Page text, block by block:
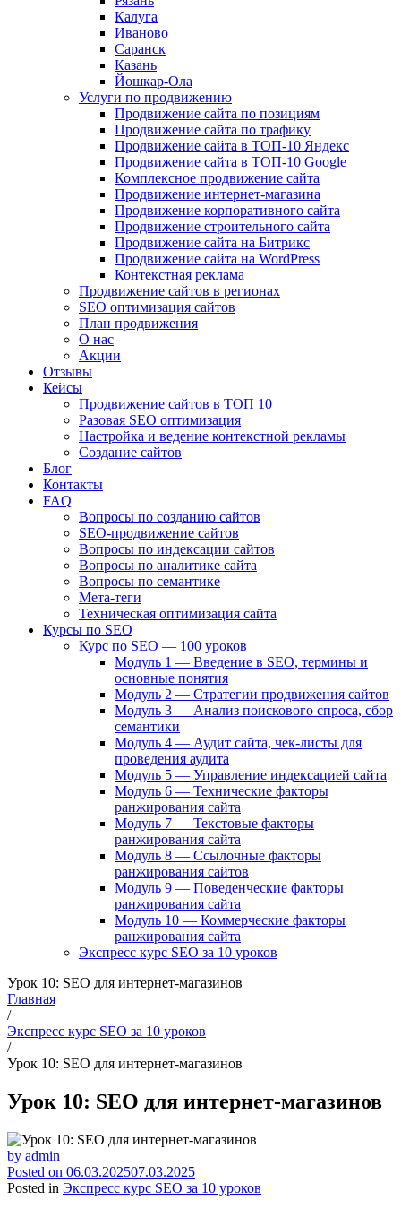
Калуга
Иваново
Саранск
Казань
Йошкар-Ола
Услуги по продвижению
Продвижение сайта по позициям
Продвижение сайта по трафику
Продвижение сайта в ТОП-10 Яндекс
Продвижение сайта в ТОП-10 Google
Комплексное продвижение сайта
Продвижение интернет-магазина
Продвижение корпоративного сайта
Продвижение строительного сайта
Продвижение сайта на Битрикс
Продвижение сайта на WordPress
Контекстная реклама
Продвижение сайтов в регионах
SEO оптимизация сайтов
План продвижения
О нас
Акции
Отзывы
Кейсы
Продвижение сайтов в ТОП 10
Разовая SEO оптимизация
Настройка и ведение контекстной рекламы
Создание сайтов
Блог
Контакты
FAQ
Вопросы по созданию сайтов
SEO-продвижение сайтов
Вопросы по индексации сайтов
Вопросы по аналитике сайта
Вопросы по семантике
Мета-теги
Техническая оптимизация сайта
Курсы по SEO
Курс по SEO — 100 уроков
Модуль 1 — Введение в SEO, термины и
основные понятия
Модуль 2 — Стратегии продвижения сайтов
Модуль 3 — Анализ поискового спроса, сбор
семантики
Модуль 4 — Аудит сайта, чек-листы для
проведения аудита
Модуль 5 — Управление индексацией сайта
Модуль 6 — Технические факторы
ранжирования сайта
Модуль 7 — Текстовые факторы
ранжирования сайта
Модуль 8 — Ссылочные факторы
ранжирования сайтов
Модуль 9 — Поведенческие факторы
ранжирования сайта
Модуль 10 — Коммерческие факторы
ранжирования сайта
Экспресс курс SEO за 10 уроков
Урок 10: SEO для интернет-магазинов
Главная
/
Экспресс курс SEO за 10 уроков
/
Урок 10: SEO для интернет-магазинов
Урок 10: SEO для интернет-магазинов
by admin
Posted on 06.03.202507.03.2025
Posted in Экспресс курс SEO за 10 уроков